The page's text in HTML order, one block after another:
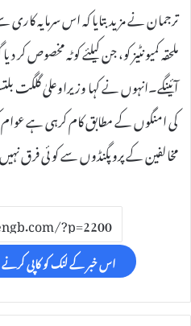
ترجمان نے مزید بتایا کہ اس سرمایہ
ملحقہ کمیونٹیز کو، جن کیلئے کوٹہ مخصوص
آئینگے۔انہوں نے کہا وزیراوعلیٰ گلگت
کی امنگوں کے مطابق کام کرہی ہے عوام
مخالفین کے پروپگنڈوں سے کو ئی فرق
اس خبر کے لنک کو کاپی